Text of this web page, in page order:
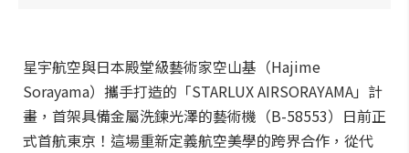
星宇航空與日本殿堂級藝術家空山基（Hajime
Sorayama）攜手打造的「STARLUX AIRSORAYAMA」計
畫，首架具備金屬洗鍊光澤的藝術機（B-58553）日前正
式首航東京！這場重新定義航空美學的跨界合作，從代